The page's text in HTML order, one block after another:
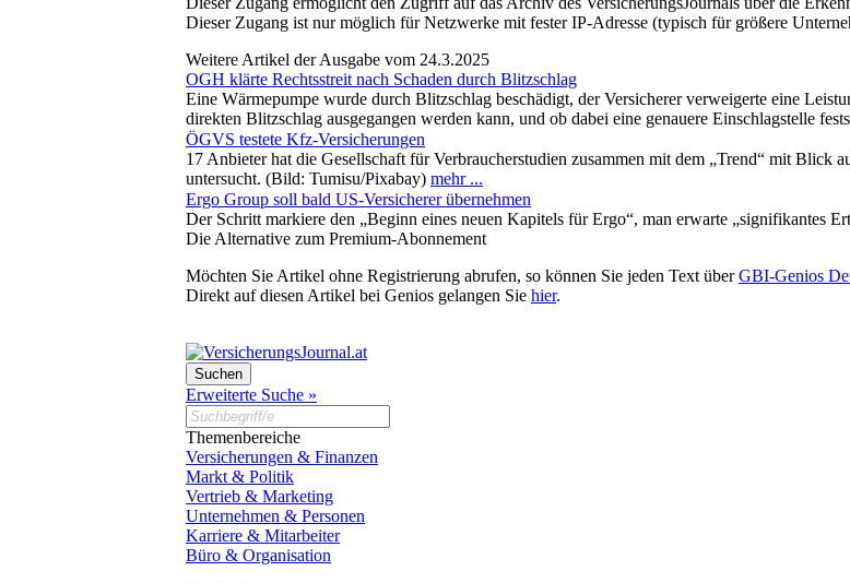
Dieser Zugang ist nur möglich für Netzwerke mit fester IP-Adresse (typisch für größere
Weitere Artikel der Ausgabe vom 24.3.2025
OGH klärte Rechtsstreit nach Schaden durch Blitzschlag
Eine Wärmepumpe wurde durch Blitzschlag beschädigt, der Versicherer verweigerte eine
direkten Blitzschlag ausgegangen werden kann, und ob dabei eine genauere Einschlagstelle
ÖGVS testete Kfz-Versicherungen
17 Anbieter hat die Gesellschaft für Verbraucherstudien zusammen mit dem „Trend“ mit
untersucht. (Bild: Tumisu/Pixabay) mehr ...
Ergo Group soll bald US-Versicherer übernehmen
Der Schritt markiere den „Beginn eines neuen Kapitels für Ergo“, man erwarte „signifikantes
Die Alternative zum Premium-Abonnement
Möchten Sie Artikel ohne Registrierung abrufen, so können Sie jeden Text überGBI-Genios
Direkt auf diesen Artikel bei Genios gelangen Sie hier.
Erweiterte Suche »
Themenbereiche
Versicherungen & Finanzen
Markt & Politik
Vertrieb & Marketing
Unternehmen & Personen
Karriere & Mitarbeiter
Büro & Organisation